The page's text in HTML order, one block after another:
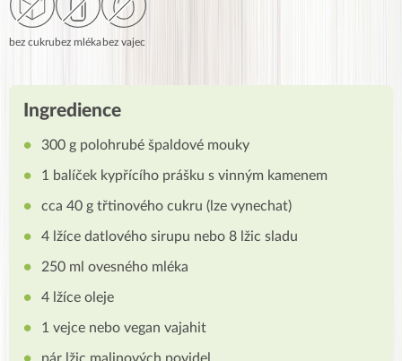
bez cukrubez mlékabez vajec
Ingredience
300 g polohrubé špaldové mouky
1 balíček kypřícího prášku s vinným kamenem
cca 40 g třtinového cukru (lze vynechat)
4 lžíce datlového sirupu nebo 8 lžic sladu
250 ml ovesného mléka
4 lžíce oleje
1 vejce nebo vegan vajahit